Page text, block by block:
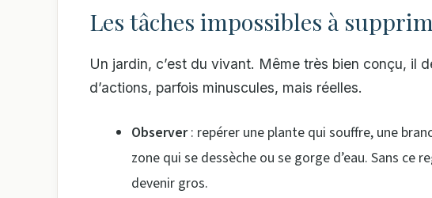
Les tâches impossibles à
Un jardin, c’est du vivant. Même très bien conçu, il
d’actions, parfois minuscules, mais réelles.
Observer: repérer une plante qui souffre, une
zone qui se dessèche ou se gorge d’eau. Sans ce
devenir gros.